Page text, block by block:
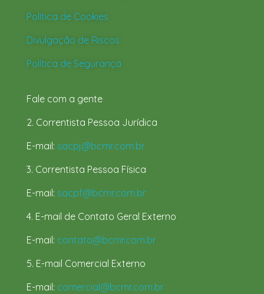
Política de Cookies
Divulgação de Riscos
Política de Segurança
Fale com a gente
2. Correntista Pessoa Jurídica
E-mail: sacpj@bcmr.com.br
3. Correntista Pessoa Física
E-mail: sacpf@bcmr.com.br
4. E-mail de Contato Geral Externo
E-mail: contato@bcmr.com.br
5. E-mail Comercial Externo
E-mail: comercial@bcmr.com.br